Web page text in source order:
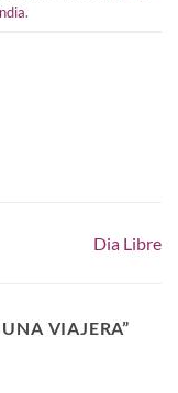
.
Dia Libre
VIAJERA”